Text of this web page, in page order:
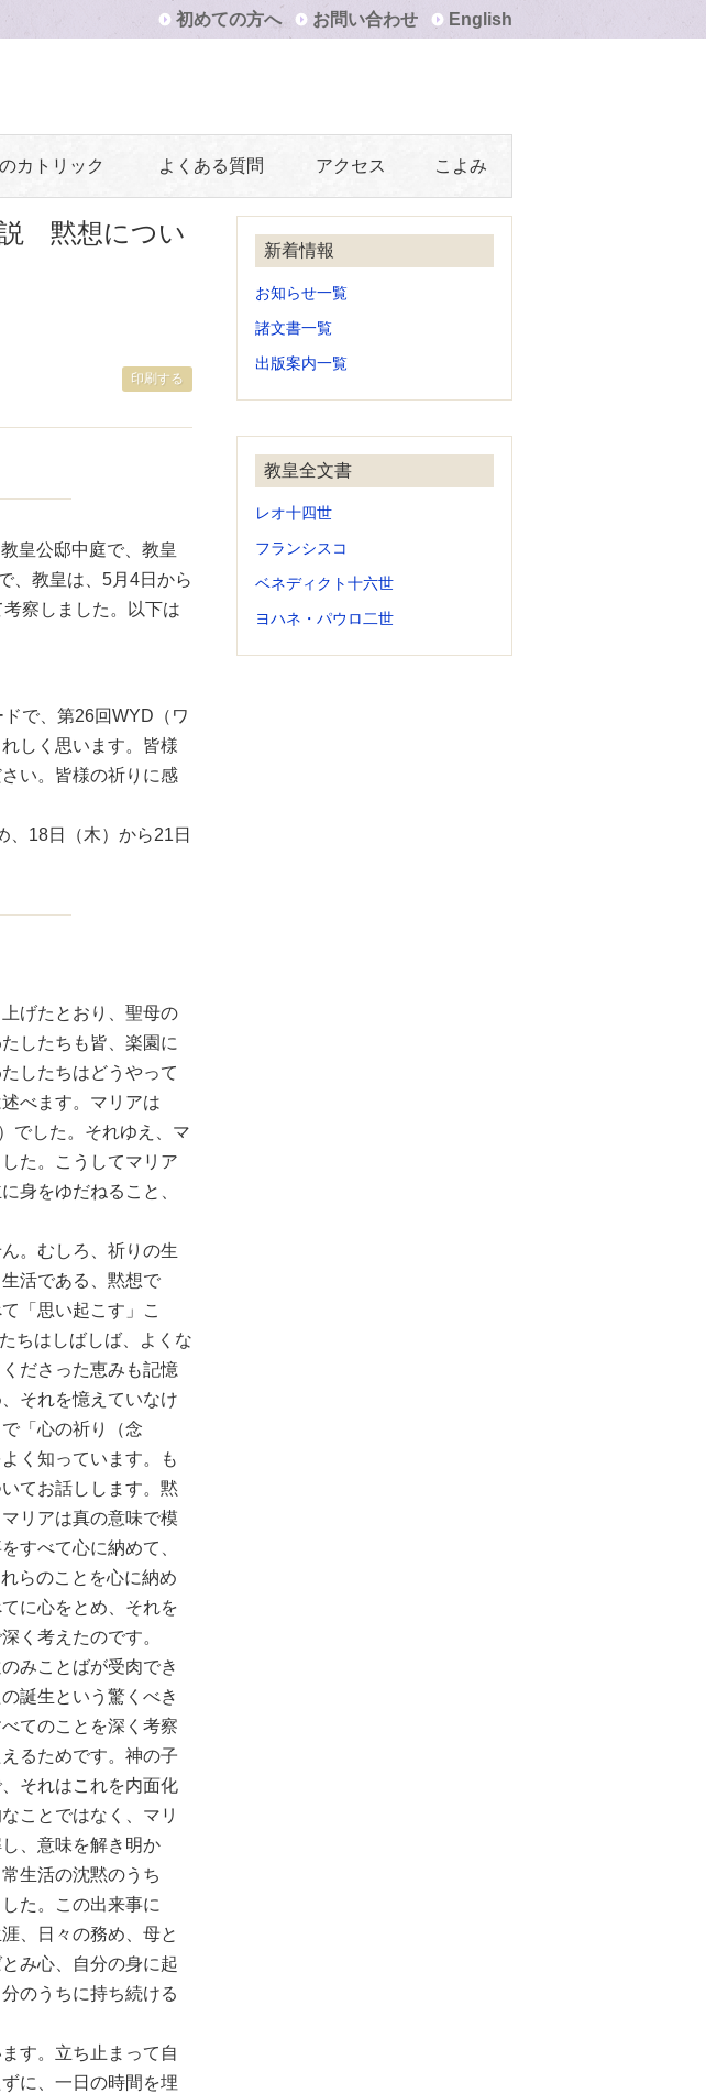
初めての方へ お問い合わせ English
カトリック よくある質問 アクセス こよみ
説 黙想につい
印刷する
皇公邸中庭で、教皇
、教皇は、5月4日から
察しました。以下は
で、第26回WYD（ワ
しく思います。皆様
い。皆様の祈りに感
、18日（木）から21日
げたとおり、聖母の
したちも皆、楽園に
したちはどうやって
べます。マリアは
でした。それゆえ、マ
た。こうしてマリア
身をゆだねること、
。むしろ、祈りの生
活である、黙想で
「思い起こす」こ
ちはしばしば、よくな
ださった恵みも記憶
それを憶えていなけ
「心の祈り（念
く知っています。も
てお話しします。黙
リアは真の意味で模
すべて心に納めて、
らのことを心に納め
に心をとめ、それを
く考えたのです。
みことばが受肉でき
誕生という驚くべき
てのことを深く考察
るためです。神の子
それはこれを内面化
ことではなく、マリ
、意味を解き明か
生活の沈黙のうち
た。この出来事に
、日々の務め、母と
み心、自分の身に起
のうちに持ち続ける
す。立ち止まって自
に、一日の時間を埋
新着情報
お知らせ一覧
諸文書一覧
出版案内一覧
教皇全文書
レオ十四世
フランシスコ
ベネディクト十六世
ヨハネ・パウロ二世